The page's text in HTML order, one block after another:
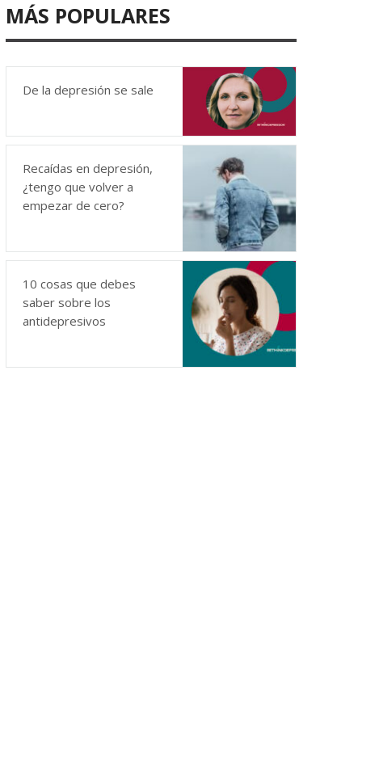
MÁS POPULARES
De la depresión se sale
Recaídas en depresión,
¿tengo que volver a
empezar de cero?
10 cosas que debes
saber sobre los
antidepresivos